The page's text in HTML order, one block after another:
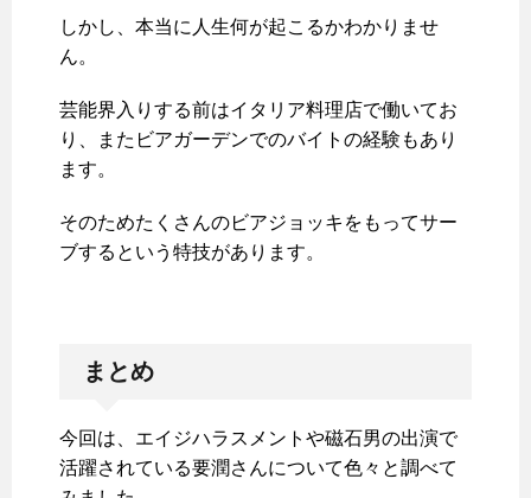
しかし、本当に人生何が起こるかわかりませ
ん。
芸能界入りする前はイタリア料理店で働いてお
り、またビアガーデンでのバイトの経験もあり
ます。
そのためたくさんのビアジョッキをもってサー
ブするという特技があります。
まとめ
今回は、エイジハラスメントや磁石男の出演で
活躍されている要潤さんについて色々と調べて